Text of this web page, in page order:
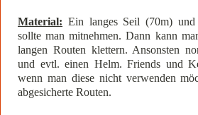
Material: Ein langes Seil (70m)
sollte man mitnehmen. Dann kann
langen Routen klettern. Ansonsten
und evtl. einen Helm. Friends und
wenn man diese nicht verwenden
abgesicherte Routen.